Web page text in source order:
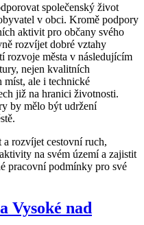
společenský život
v obci. Kromě podpory
aktivit pro občany svého
rozvíjet dobré vztahy
rozvoje města v následujícím
nejen kvalitních
míst, ale i technické
již na hranici životnosti.
by mělo být udržení
a rozvíjet cestovní ruch,
na svém území a zajistit
pracovní podmínky pro své
Vysoké nad